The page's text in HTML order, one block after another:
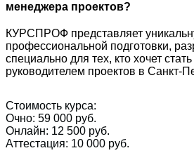
менеджера проектов?
КУРСПРОФ представляет
профессиональной подготовки,
специально для тех, кто хочет
руководителем проектов в Санкт-
Стоимость курса:
Очно: 59 000 руб.
Онлайн: 12 500 руб.
Аттестация: 10 000 руб.